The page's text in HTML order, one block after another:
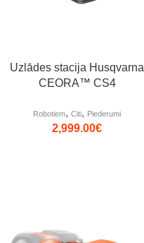
Uzlādes stacija Husqvarna
CEORA™ CS4
Robotiem, Citi, Piederumi
2,999.00€